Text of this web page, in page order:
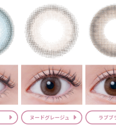
ヌードグレージュ ラブブ